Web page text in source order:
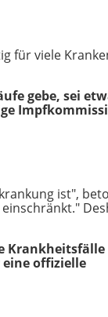
für viele
gebe, sei
ist",
Krankheitsfälle
offizielle